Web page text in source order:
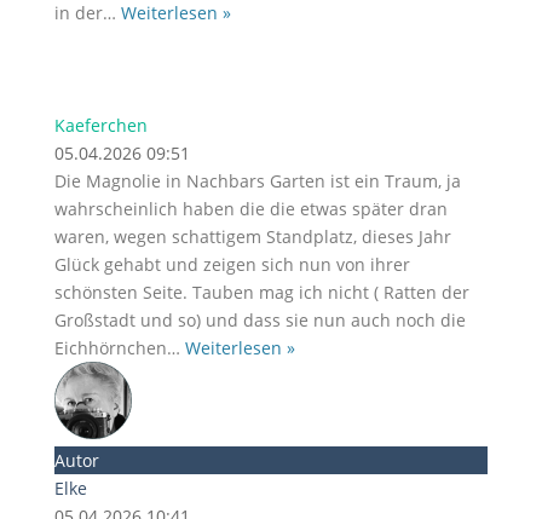
in der… Weiterlesen »
Kaeferchen
05.04.2026 09:51
Die Magnolie in Nachbars Garten ist ein Traum, ja
wahrscheinlich haben die die etwas später dran
waren, wegen schattigem Standplatz, dieses Jahr
Glück gehabt und zeigen sich nun von ihrer
schönsten Seite. Tauben mag ich nicht ( Ratten der
Großstadt und so) und dass sie nun auch noch die
Eichhörnchen… Weiterlesen »
Autor
Elke